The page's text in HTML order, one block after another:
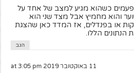
כשהוא מגיע למצב של אחד על
והוא מחמיץ אבל מצד שני הוא
או בפנדלים, אז המדד כאן שהצגת
הנתונים הללו.
הגב
11 באוקטובר 2019 at 3:05 pm